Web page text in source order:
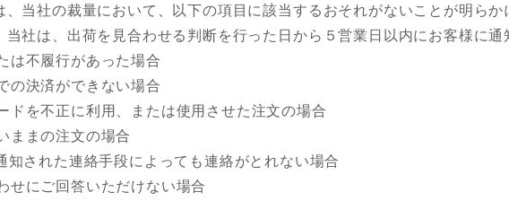
当社の裁量において、以下の項目に該当するおそれがないことが明ら
社は、出荷を見合わせる判断を行った日から５営業日以内にお客様に通
は不履行があった場合
の決済ができない場合
ドを不正に利用、または使用させた注文の場合
ままの注文の場合
知された連絡手段によっても連絡がとれない場合
せにご回答いただけない場合